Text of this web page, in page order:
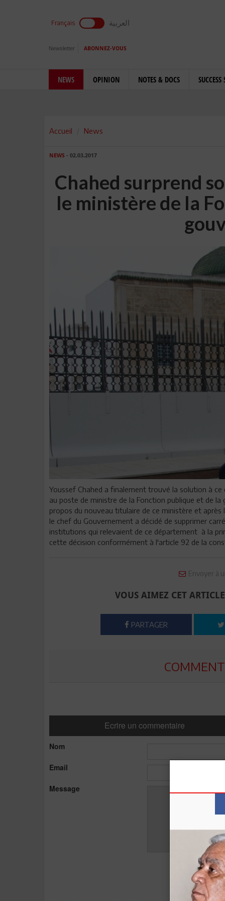
Français العربية
Newsletter ABONNEZ-VOUS
NEWS OPINION NOTES & DOCS SUCCESS
Accueil News
NEWS - 02.03.2017
Chahed surprend
le ministère de la
Youssef Chahed a finalement trouvé la solution à
au poste de ministre de la Fonction publique et de
propos du nouveau titulaire de ce ministère et après
le chef du Gouvernement a décidé de supprimer
institutions qui relevaient de ce département à la
cette décision conformément à l'article 92 de la
Envoyer à
VOUS AIMEZ CET
PARTAGER
Ecrire un commentaire
Nom
Email
Message